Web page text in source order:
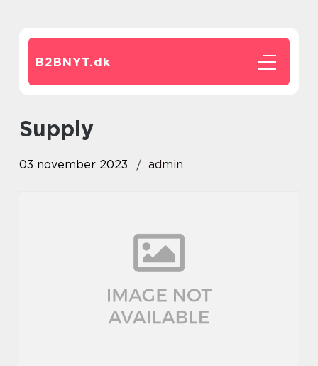
B2BNYT.dk
supply
03 november 2023 admin